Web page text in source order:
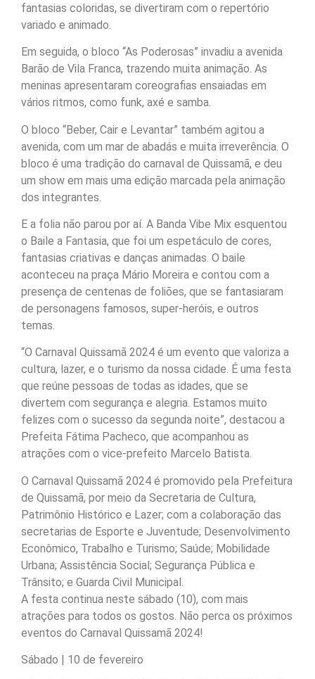
fantasias coloridas, se divertiram com o repertório
variado e animado.
Em seguida, o bloco “As Poderosas” invadiu a avenida
Barão de Vila Franca, trazendo muita animação. As
meninas apresentaram coreografias ensaiadas em
vários ritmos, como funk, axé e samba.
O bloco “Beber, Cair e Levantar” também agitou a
avenida, com um mar de abadás e muita irreverência. O
bloco é uma tradição do carnaval de Quissamã, e deu
um show em mais uma edição marcada pela animação
dos integrantes.
E a folia não parou por aí. A Banda Vibe Mix esquentou
o Baile a Fantasia, que foi um espetáculo de cores,
fantasias criativas e danças animadas. O baile
aconteceu na praça Mário Moreira e contou com a
presença de centenas de foliões, que se fantasiaram
de personagens famosos, super-heróis, e outros
temas.
“O Carnaval Quissamã 2024 é um evento que valoriza a
cultura, lazer, e o turismo da nossa cidade. É uma festa
que reúne pessoas de todas as idades, que se
divertem com segurança e alegria. Estamos muito
felizes com o sucesso da segunda noite”, destacou a
Prefeita Fátima Pacheco, que acompanhou as
atrações com o vice-prefeito Marcelo Batista.
O Carnaval Quissamã 2024 é promovido pela Prefeitura
de Quissamã, por meio da Secretaria de Cultura,
Patrimônio Histórico e Lazer; com a colaboração das
secretarias de Esporte e Juventude; Desenvolvimento
Econômico, Trabalho e Turismo; Saúde; Mobilidade
Urbana; Assistência Social; Segurança Pública e
Trânsito; e Guarda Civil Municipal.
A festa continua neste sábado (10), com mais
atrações para todos os gostos. Não perca os próximos
eventos do Carnaval Quissamã 2024!
Sábado | 10 de fevereiro